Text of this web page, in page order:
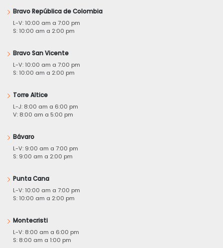
Bravo República de Colombia
L-V: 10:00 am a 7:00 pm
S: 10:00 am a 2:00 pm
Bravo San Vicente
L-V: 10:00 am a 7:00 pm
S: 10:00 am a 2:00 pm
Torre Altice
L-J: 8:00 am a 6:00 pm
V: 8:00 am a 5:00 pm
Bávaro
L-V: 9:00 am a 7:00 pm
S: 9:00 am a 2:00 pm
Punta Cana
L-V: 10:00 am a 7:00 pm
S: 10:00 am a 2:00 pm
Montecristi
L-V: 8:00 am a 6:00 pm
S: 8:00 am a 1:00 pm